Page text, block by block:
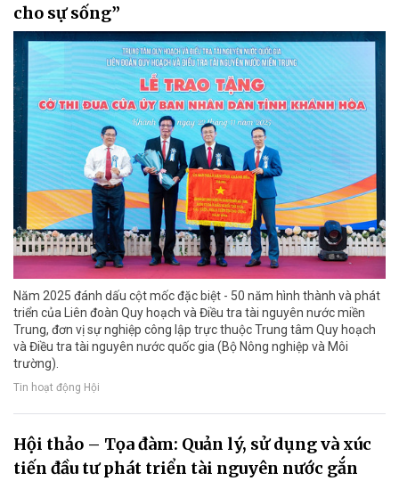
cho sự sống”
Năm 2025 đánh dấu cột mốc đặc biệt - 50 năm hình thành và phát
triển của Liên đoàn Quy hoạch và Điều tra tài nguyên nước miền
Trung, đơn vị sự nghiệp công lập trực thuộc Trung tâm Quy hoạch
và Điều tra tài nguyên nước quốc gia (Bộ Nông nghiệp và Môi
trường).
Tin hoạt động Hội
Hội thảo – Tọa đàm: Quản lý, sử dụng và xúc
tiến đầu tư phát triển tài nguyên nước gắn